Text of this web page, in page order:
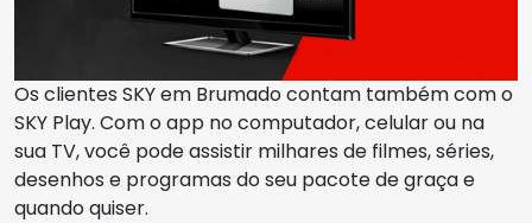
Os clientes SKY em Brumado contam também com o
SKY Play. Com o app no computador, celular ou na
sua TV, você pode assistir milhares de filmes, séries,
desenhos e programas do seu pacote de graça e
quando quiser.